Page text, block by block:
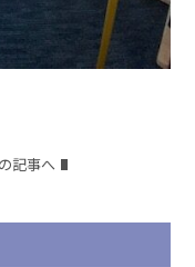
記事へ